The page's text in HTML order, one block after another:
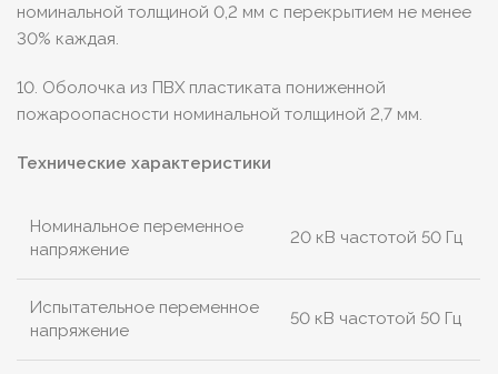
номинальной толщиной 0,2 мм с перекрытием не менее
30% каждая.
10. Оболочка из ПВХ пластиката пониженной
пожароопасности номинальной толщиной 2,7 мм.
Технические характеристики
Номинальное переменное
напряжение
20 кВ частотой 50 Гц
Испытательное переменное
напряжение
50 кВ частотой 50 Гц